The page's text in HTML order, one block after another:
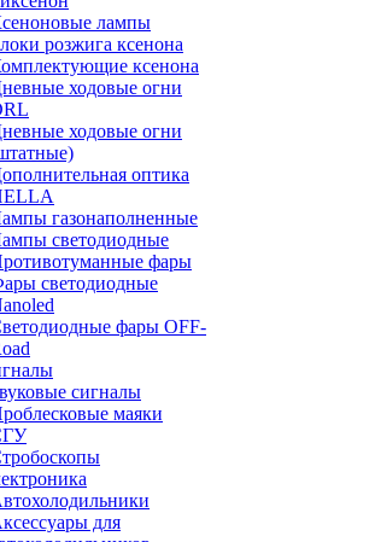
лампы
розжига ксенона
ксенона
ходовые огни
ходовые огни
оптика
газонаполненные
светодиодные
фары
светодиодные
фары OFF-
сигналы
маяки
для